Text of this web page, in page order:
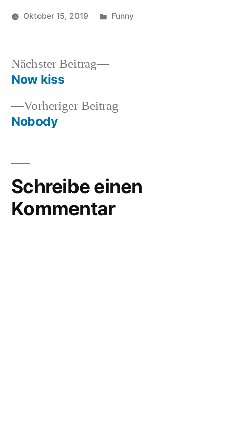
Oktober 15, 2019
Veröffentlicht
Funny
Beitragsnavigation
Vorheriger Beitrag
Nobody
Nächster Beitrag
Nächster
Now kiss
Schreibe einen
Kommentar